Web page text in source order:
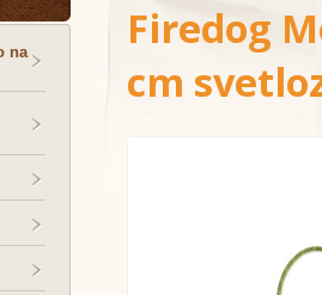
na
Firedog
cm